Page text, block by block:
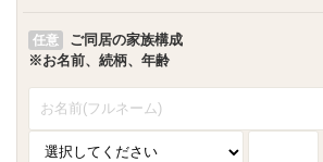
任意
ご同居の家族構成
※お名前、続柄、年齢